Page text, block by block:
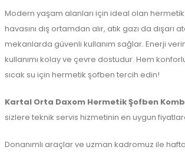
Modern yaşam alanları için ideal olan
havasını dış ortamdan alır, atık gazı da dışarı
mekanlarda güvenli kullanım sağlar. Enerji
kullanımı kolay ve çevre dostudur. Hem
sıcak su için hermetik şofben tercih edin!
Kartal Orta Daxom Hermetik Şofben
sizlere teknik servis hizmetinin en uygun
Donanımlı araçlar ve uzman kadromuz ile